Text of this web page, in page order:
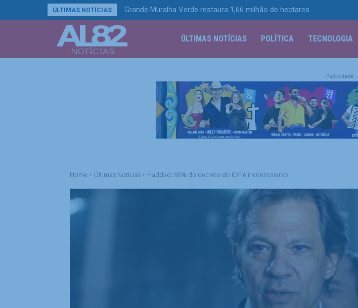
ÚLTIMAS NOTÍCIAS Grande Muralha Verde restaura 1,66 milhão de hectares
ÚLTIMAS NOTÍCIAS POLÍTICA TECNOLOGIA
- Publicidade -
Home Últimas Notícias Haddad: 90% do decreto do IOF é incontroverso